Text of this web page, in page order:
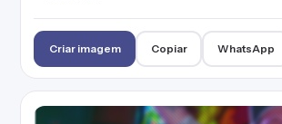
Criar imagem Copiar WhatsApp